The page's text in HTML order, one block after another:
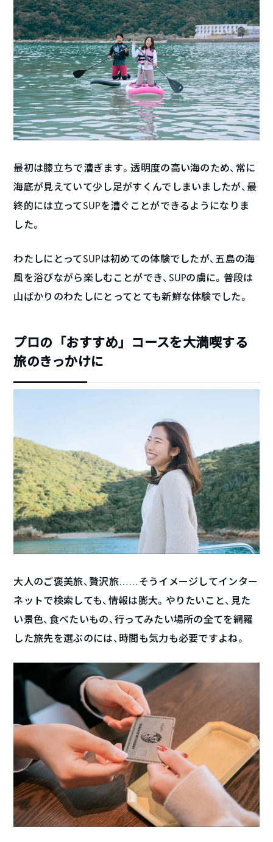
最初は膝立ちで漕ぎます。透明度の高い海のため、常に
海底が見えていて少し足がすくんでしまいましたが、最
終的には立ってSUPを漕ぐことができるようになりま
した。
わたしにとってSUPは初めての体験でしたが、五島の海
風を浴びながら楽しむことができ、SUPの虜に。普段は
山ばかりのわたしにとってとても新鮮な体験でした。
プロの「おすすめ」コースを大満喫する
旅のきっかけに
大人のご褒美旅、贅沢旅……そうイメージしてインター
ネットで検索しても、情報は膨大。やりたいこと、見た
い景色、食べたいもの、行ってみたい場所の全てを網羅
した旅先を選ぶのには、時間も気力も必要ですよね。